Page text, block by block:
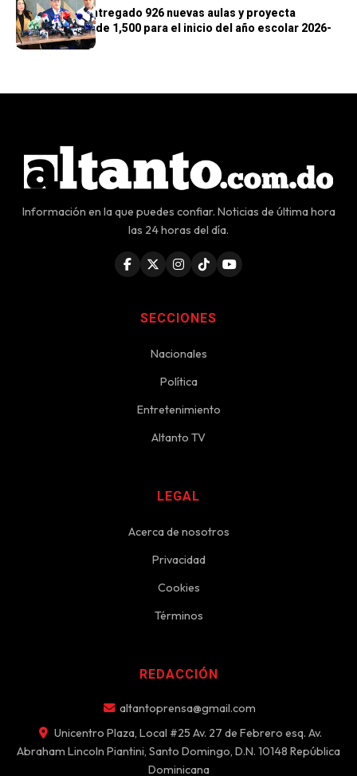
Gobierno ha entregado 926 nuevas aulas y proyecta
alcanzar meta de 1,500 para el inicio del año escolar 2026-
2027
Información en la que puedes confiar. Noticias de última hora
las 24 horas del día.
SECCIONES
Nacionales
Política
Entretenimiento
Altanto TV
LEGAL
Acerca de nosotros
Privacidad
Cookies
Términos
REDACCIÓN
altantoprensa@gmail.com
Unicentro Plaza, Local #25 Av. 27 de Febrero esq. Av.
Abraham Lincoln Piantini, Santo Domingo, D.N. 10148 República
Dominicana